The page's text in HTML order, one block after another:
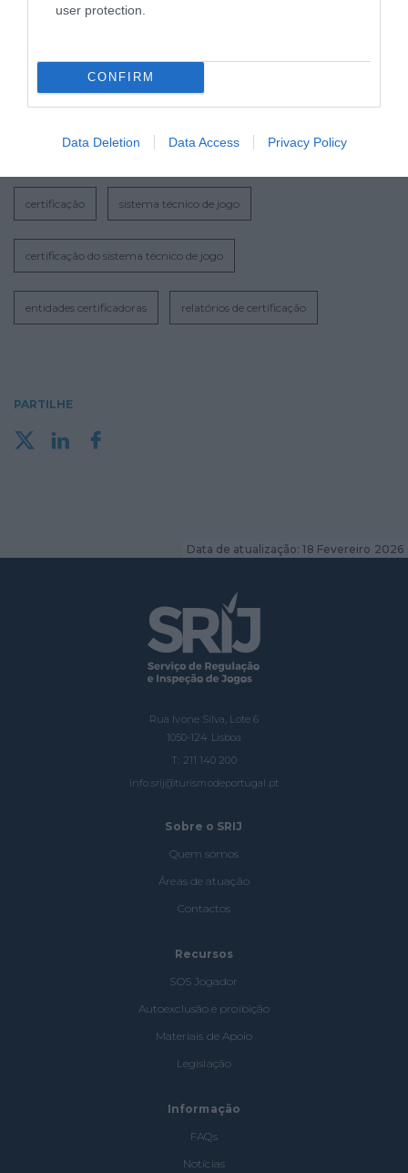
user protection.
CONFIRM
Data Deletion Data Access Privacy Policy
para Reconhecimento das Entidades
certificação sistema técnico de jogo
certificação do sistema técnico de jogo
entidades certificadoras relatórios de certificação
PARTILHE
Data de atualização: 18 Fevereiro 2026
Rua Ivone Silva, Lote 6
1050-124 Lisboa
T: 211 140 200
info.srij@turismodeportugal.pt
Sobre o SRIJ
Quem somos
Áreas de atuação
Contactos
Recursos
SOS Jogador
Autoexclusão e proibição
Materiais de Apoio
Legislação
Informação
FAQs
Notícias